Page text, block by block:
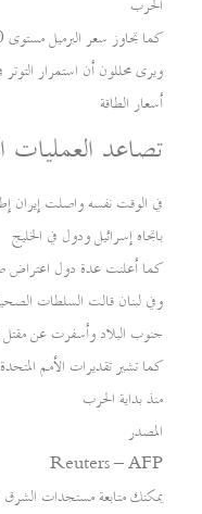
الحرب
كما تجاوز سعر البرميل مستوى 100 دولار في التداولات الأخيرة
ويرى محللون أن استمرار
أسعار الطاقة
تصاعد العمليات
في الوقت نفسه واصلت إيران
باتجاه إسرائيل ودول في الخليج
كما أعلنت عدة دول اعتراض
وفي لبنان قالت السلطات
جنوب البلاد وأسفرت عن مقتل 12 من العاملين في القطاع الصحي
كما تشير تقديرات الأمم
منذ بداية الحرب
المصدر
Reuters – AFP
يمكنك متابعة مستجدات